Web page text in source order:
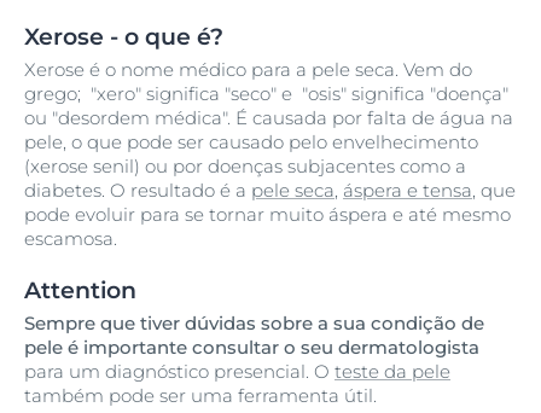
Xerose - o que é?
Xerose é o nome médico para a pele seca. Vem do
grego; "xero" significa "seco" e "osis" significa "doença"
ou "desordem médica". É causada por falta de água na
pele, o que pode ser causado pelo envelhecimento
(xerose senil) ou por doenças subjacentes como a
diabetes. O resultado é a pele seca, áspera e tensa, que
pode evoluir para se tornar muito áspera e até mesmo
escamosa.
Attention
Sempre que tiver dúvidas sobre a sua condição de
pele é importante consultar o seu dermatologista
para um diagnóstico presencial. O teste da pele
também pode ser uma ferramenta útil.